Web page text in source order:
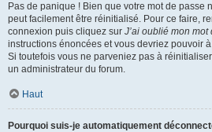
Pas de panique ! Bien que votre mot de passe
peut facilement être réinitialisé. Pour ce faire,
connexion puis cliquez sur J’ai oublié mon mot
instructions énoncées et vous devriez pouvoir
Si toutefois vous ne parveniez pas à
un administrateur du forum.
Haut
Pourquoi suis-je automatiquement